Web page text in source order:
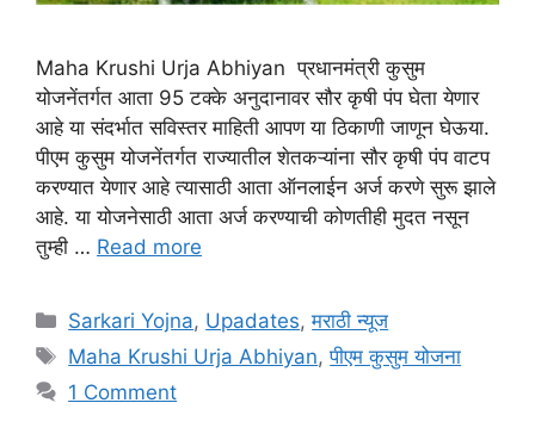
Maha Krushi Urja Abhiyan प्रधानमंत्री कुसुम
योजनेंतर्गत आता 95 टक्के अनुदानावर सौर कृषी पंप घेता येणार
आहे या संदर्भात सविस्तर माहिती आपण या ठिकाणी जाणून घेऊया.
पीएम कुसुम योजनेंतर्गत राज्यातील शेतकऱ्यांना सौर कृषी पंप वाटप
करण्यात येणार आहे त्यासाठी आता ऑनलाईन अर्ज करणे सुरू झाले
आहे. या योजनेसाठी आता अर्ज करण्याची कोणतीही मुदत नसून
तुम्ही … Read more
Categories
Sarkari Yojna, Upadates,मराठी न्यूज
Tags
Maha Krushi Urja Abhiyan,पीएम कुसुम योजना
1 Comment